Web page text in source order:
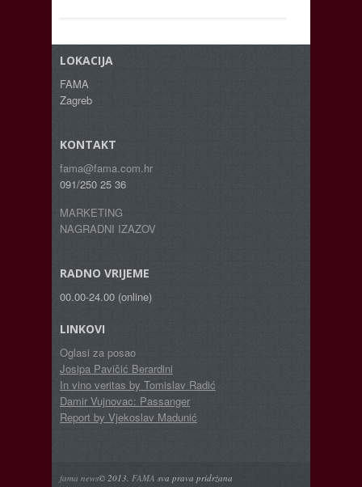
LOKACIJA
FAMA
Zagreb
KONTAKT
fama@fama.com.hr
091/250 25 36
MARKETING
NAGRADNI IZAZOV
RADNO VRIJEME
00.00-24.00 (online)
LINKOVI
Oglasi za posao
Josipa Pavičić Berardini
In vino veritas by Tomislav Radić
Damir Vujnovac: Passanger
Report by Vjekoslav Madunić
fama news© 2013. FAMA sva prava pridržana